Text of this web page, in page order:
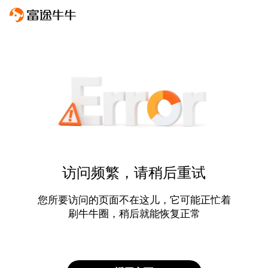
访问频繁，请稍后重试
您所要访问的页面不在这儿，它可能正忙着
刷牛牛圈，稍后就能恢复正常